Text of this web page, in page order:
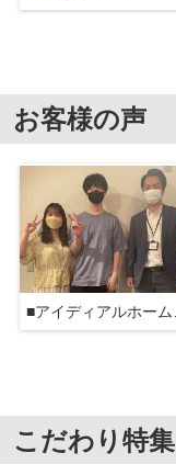
お客様の声
こだわり特集